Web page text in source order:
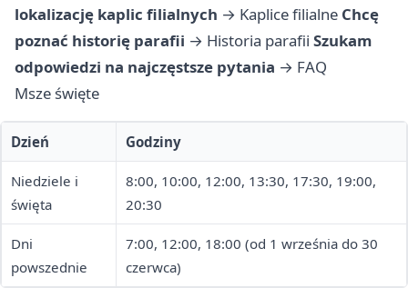
lokalizację kaplic filialnych → Kaplice filialne Chcę
poznać historię parafii → Historia parafii Szukam
odpowiedzi na najczęstsze pytania → FAQ
Msze święte
Dzień Godziny
Niedziele i
święta
8:00, 10:00, 12:00, 13:30, 17:30, 19:00,
20:30
Dni
powszednie
7:00, 12:00, 18:00 (od 1 września do 30
czerwca)